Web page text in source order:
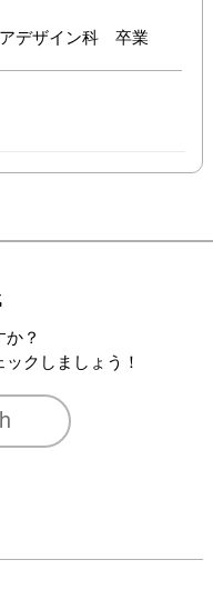
デザイン科　卒業
？
クしましょう！